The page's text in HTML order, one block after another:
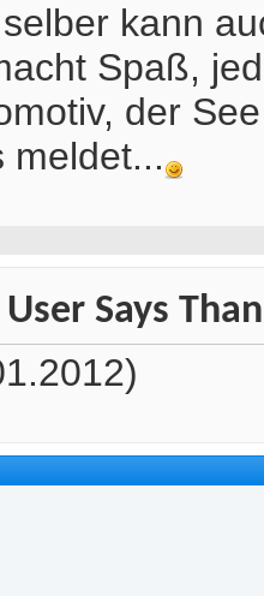
kann
Spaß,
der
meldet...
Says